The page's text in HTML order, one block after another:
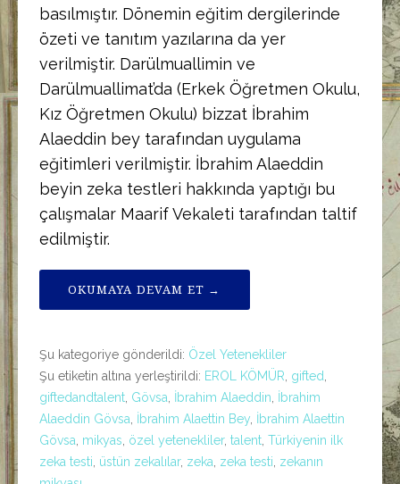
basılmıştır. Dönemin eğitim dergilerinde
özeti ve tanıtım yazılarına da yer
verilmiştir. Darülmuallimin ve
Darülmuallimat’da (Erkek Öğretmen Okulu,
Kız Öğretmen Okulu) bizzat İbrahim
Alaeddin bey tarafından uygulama
eğitimleri verilmiştir. İbrahim Alaeddin
beyin zeka testleri hakkında yaptığı bu
çalışmalar Maarif Vekaleti tarafından taltif
edilmiştir.
OKUMAYA DEVAM ET →
Şu kategoriye gönderildi: Özel Yetenekliler
Şu etiketin altına yerleştirildi: EROL KÖMÜR gifted
giftedandtalent Gövsa İbrahim Alaeddin İbrahim
Alaeddin Gövsa İbrahim Alaettin Bey İbrahim Alaettin
Gövsa mikyas özel yetenekliler, talent Türkiyenin ilk
zeka testi üstün zekalılar, zeka zeka testi zekanın